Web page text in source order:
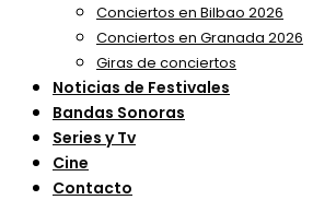
Conciertos en Bilbao 2026
Conciertos en Granada 2026
Giras de conciertos
Noticias de Festivales
Bandas Sonoras
Series y Tv
Cine
Contacto